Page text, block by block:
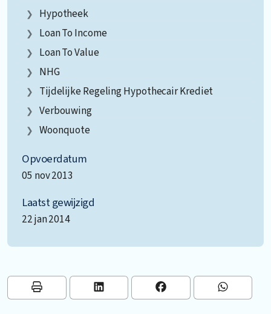
Hypotheek
Loan To Income
Loan To Value
NHG
Tijdelijke Regeling Hypothecair Krediet
Verbouwing
Woonquote
Opvoerdatum
05 nov 2013
Laatst gewijzigd
22 jan 2014